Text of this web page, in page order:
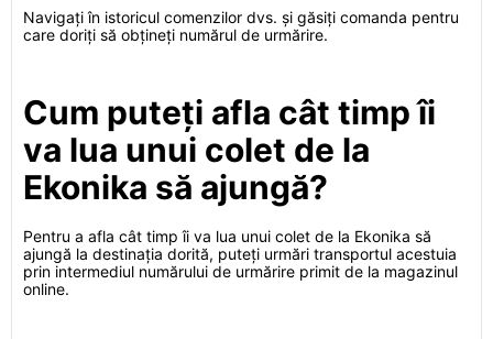
Navigați în istoricul comenzilor dvs. și găsiți comanda pentru
care doriți să obțineți numărul de urmărire.
Cum puteți afla cât timp îi
va lua unui colet de la
Ekonika să ajungă?
Pentru a afla cât timp îi va lua unui colet de la Ekonika să
ajungă la destinația dorită, puteți urmări transportul acestuia
prin intermediul numărului de urmărire primit de la magazinul
online.